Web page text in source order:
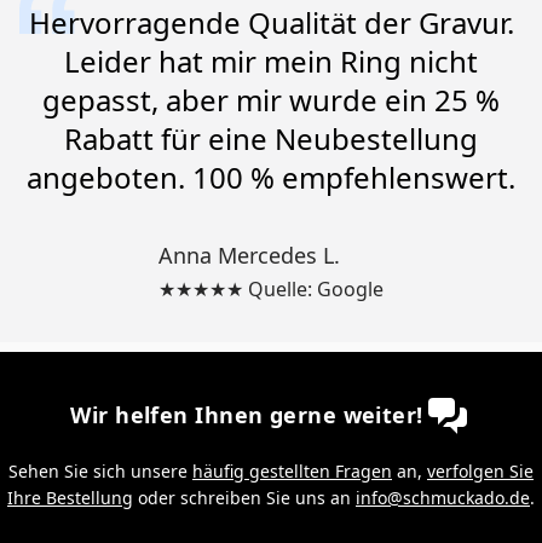
Hervorragende Qualität der Gravur.
Leider hat mir mein Ring nicht
gepasst, aber mir wurde ein 25 %
Rabatt für eine Neubestellung
angeboten. 100 % empfehlenswert.
Anna Mercedes L.
★★★★★ Quelle: Google
Wir helfen Ihnen gerne weiter!
Sehen Sie sich unsere häufig gestellten Fragen an, verfolgen Sie
Ihre Bestellung oder schreiben Sie uns an info@schmuckado.de.